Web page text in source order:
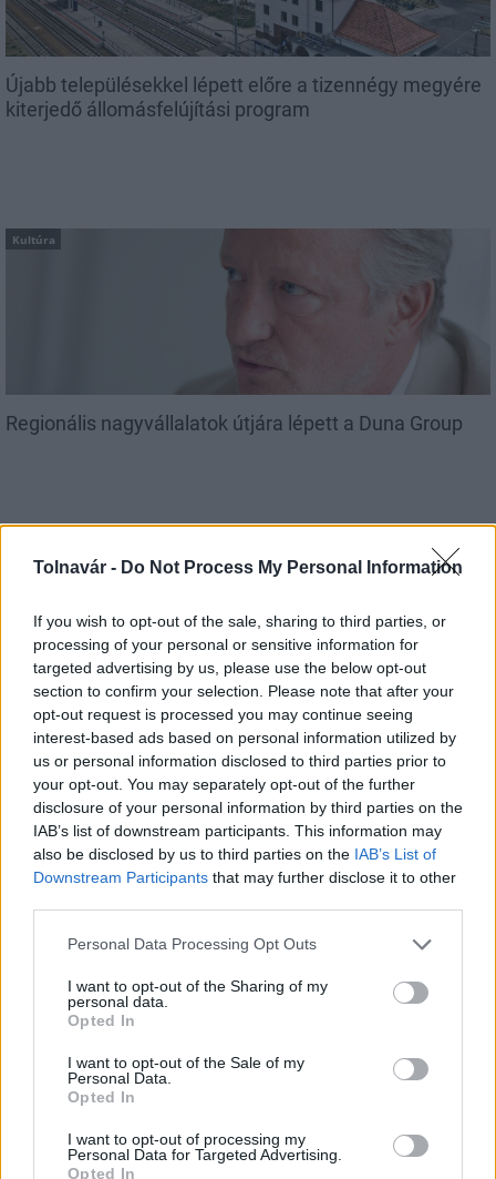
Tolnavár - Do Not Process My Personal Information
If you wish to opt-out of the sale, sharing to third parties, or
processing of your personal or sensitive information for
targeted advertising by us, please use the below opt-out
section to confirm your selection. Please note that after your
opt-out request is processed you may continue seeing
interest-based ads based on personal information utilized by
us or personal information disclosed to third parties prior to
your opt-out. You may separately opt-out of the further
disclosure of your personal information by third parties on the
IAB’s list of downstream participants. This information may
also be disclosed by us to third parties on the IAB’s List of
Downstream Participants that may further disclose it to other
Please note that this website/app uses one or more Google
not limited to your visit or usage behaviour. You may click to
grant or deny consent to Google and its third-party tags to
use your data for below specified purposes in below Google
consent section.
Personal Data Processing Opt Outs
I want to opt-out of the Sharing of my
personal data.
Opted In
I want to opt-out of the Sale of my
Personal Data.
Opted In
I want to opt-out of processing my
Personal Data for Targeted Advertising.
Opted In
Újabb településekkel lépett előre a tizennégy megyére
kiterjedő állomásfelújítási program
Kultúra
Regionális nagyvállalatok útjára lépett a Duna Group
MAGYAR ÉPÍTŐK
Mi épül?
Város-Teampannon Kereskedelmi és Szolgáltató Kft.
parkfelújítás
Újragondolják Lipótváros rejtett, zöld parkját
Indulhat a Honvéd tér megújításának tervezése, ahol a
klímatudatos gondolkodás és a helyi identitás erősítése kerül a
Történelmi táj, amelynek minden köve